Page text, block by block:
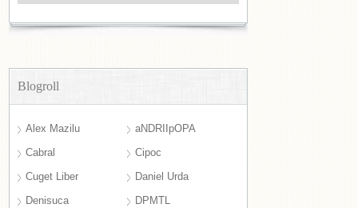
Blogroll
Alex Mazilu
aNDRIIpOPA
Cabral
Cipoc
Cuget Liber
Daniel Urda
Denisuca
DPMTL